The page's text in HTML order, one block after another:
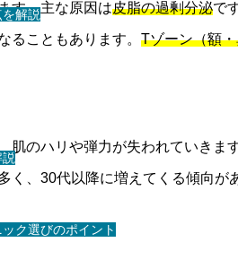
解説
ク選びのポイント
す。主な原因は皮脂の過剰分泌で
ることもあります。 Tゾーン（額
のハリや弾力が失われていきま
、30代以降に増えてくる傾向が